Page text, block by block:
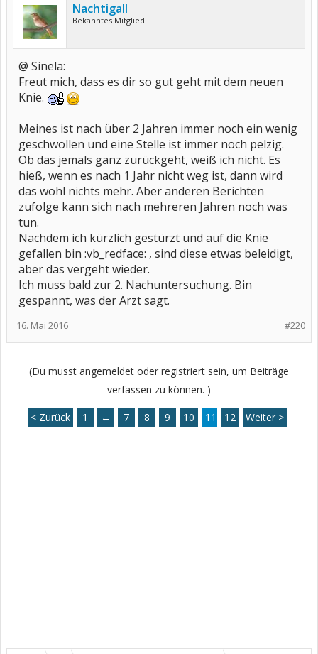
Nachtigall
Bekanntes Mitglied
@ Sinela:
Freut mich, dass es dir so gut geht mit dem neuen
Knie.
Meines ist nach über 2 Jahren immer noch ein wenig
geschwollen und eine Stelle ist immer noch pelzig.
Ob das jemals ganz zurückgeht, weiß ich nicht. Es
hieß, wenn es nach 1 Jahr nicht weg ist, dann wird
das wohl nichts mehr. Aber anderen Berichten
zufolge kann sich nach mehreren Jahren noch was
tun.
Nachdem ich kürzlich gestürzt und auf die Knie
gefallen bin :vb_redface: , sind diese etwas beleidigt,
aber das vergeht wieder.
Ich muss bald zur 2. Nachuntersuchung. Bin
gespannt, was der Arzt sagt.
#220
16. Mai 2016
(Du musst angemeldet oder registriert sein, um Beiträge
verfassen zu können. )
< Zurück 1 ← 7 8 9 10 11 12 Weiter >